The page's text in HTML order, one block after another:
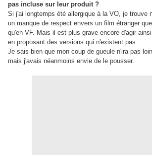
pas incluse sur leur produit ?
Si j'ai longtemps été allergique à la VO, je trouve
un manque de respect envers un film étranger
qu'en VF. Mais il est plus grave encore d'agir
en proposant des versions qui n'existent pas.
Je sais bien que mon coup de gueule n'ira pas
mais j'avais néanmoins envie de le pousser.